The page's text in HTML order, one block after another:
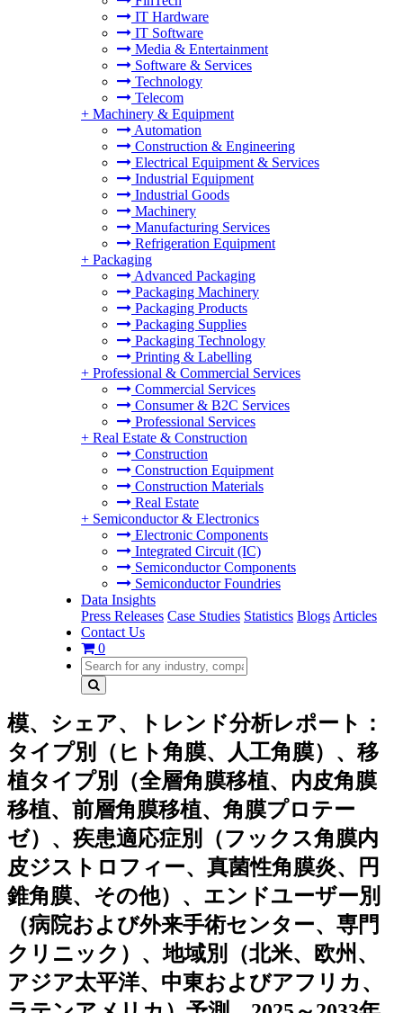
IT Hardware
IT Software
Media & Entertainment
Software & Services
Technology
Telecom
+ Machinery & Equipment
Automation
Construction & Engineering
Electrical Equipment & Services
Industrial Equipment
Industrial Goods
Machinery
Manufacturing Services
Refrigeration Equipment
+ Packaging
Advanced Packaging
Packaging Machinery
Packaging Products
Packaging Supplies
Packaging Technology
Printing & Labelling
+ Professional & Commercial Services
Commercial Services
Consumer & B2C Services
Professional Services
+ Real Estate & Construction
Construction
Construction Equipment
Construction Materials
Real Estate
+ Semiconductor & Electronics
Electronic Components
Integrated Circuit (IC)
Semiconductor Components
Semiconductor Foundries
Data Insights
Press Releases Case Studies Statistics Blogs Articles
Contact Us
0
模、シェア、トレンド分析レポート：
タイプ別（ヒト角膜、人工角膜）、移
植タイプ別（全層角膜移植、内皮角膜
移植、前層角膜移植、角膜プロテー
ゼ）、疾患適応症別（フックス角膜内
皮ジストロフィー、真菌性角膜炎、円
錐角膜、その他）、エンドユーザー別
（病院および外来手術センター、専門
クリニック）、地域別（北米、欧州、
アジア太平洋、中東およびアフリカ、